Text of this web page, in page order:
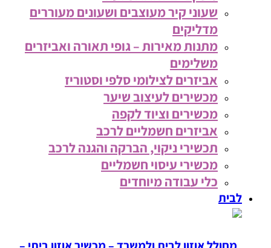
שעוני קיר מעוצבים ושעונים מעוררים
מדליקים
מתנות מאירות – גופי תאורה ואביזרים
משלימים
אביזרים לצילומי סלפי וסטוריז
מכשירים לעיצוב שיער
מכשירים וציוד לקפה
אביזרים חשמליים לרכב
תכשירי ניקוי, הברקה והגנה לרכב
מכשירי עיסוי חשמליים
כלי עבודה מיוחדים
לבית